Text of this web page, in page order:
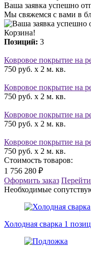
Ваша заявка успешно
Мы свяжемся с вами в
Корзина!
Позиций: 3
Ковровое покрытие на
750 руб. x 2 м. кв.
Ковровое покрытие на
750 руб. x 2 м. кв.
Ковровое покрытие на
750 руб. x 2 м. кв.
Ковровое покрытие на
750 руб. x 2 м. кв.
Стоимость товаров:
1 756 280 ₽
Оформить заказ
Необходимые
Холодная сварка 1